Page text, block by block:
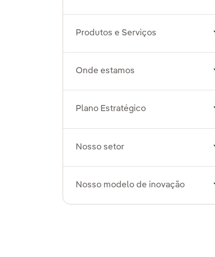
Produtos e Serviços
Onde estamos
Plano Estratégico
Nosso setor
Nosso modelo de inovação